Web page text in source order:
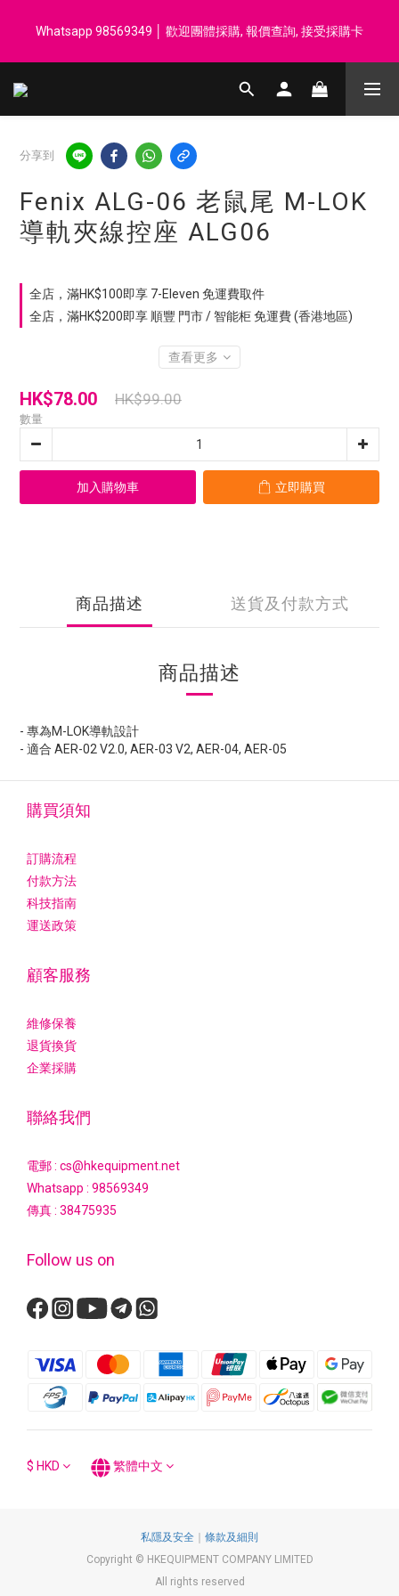
汗毛巾 韓國制 送完即止
Whatsapp 98569349 │ 歡迎團體採購, 報價查詢, 接受採購卡
登記會員享每$50回贈$1 │ 滿HK$899 送 N-rit Campack Towel 吸
分享到
Fenix ALG-06 老鼠尾 M-LOK
導軌夾線控座 ALG06
全店，滿HK$100即享 7-Eleven 免運費取件
全店，滿HK$200即享 順豐 門市 / 智能柜 免運費 (香港地區)
查看更多
HK$78.00 HK$99.00
數量
加入購物車 立即購買
商品描述 送貨及付款方式
商品描述
- 專為M-LOK導軌設計
- 適合 AER-02 V2.0, AER-03 V2, AER-04, AER-05
購買須知
訂購流程
付款方法
科技指南
運送政策
顧客服務
維修保養
退貨換貨
企業採購
聯絡我們
電郵 : cs@hkequipment.net
Whatsapp : 98569349
傳真 : 38475935
Follow us on
$ HKD 繁體中文
私隱及安全 ｜ 條款及細則
Copyright © HKEQUIPMENT COMPANY LIMITED
All rights reserved